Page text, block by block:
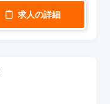
求人の詳細